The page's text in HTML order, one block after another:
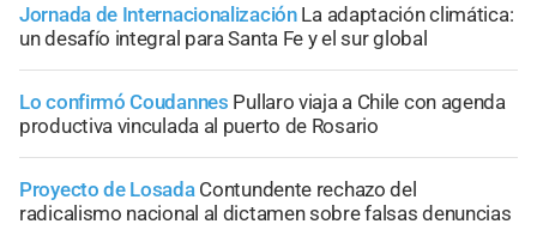
Jornada de Internacionalización La adaptación climática:
un desafío integral para Santa Fe y el sur global
Lo confirmó Coudannes Pullaro viaja a Chile con agenda
productiva vinculada al puerto de Rosario
Proyecto de Losada Contundente rechazo del
radicalismo nacional al dictamen sobre falsas denuncias